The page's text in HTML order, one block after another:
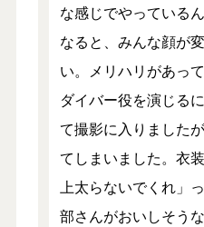
な感じでやっている
なると、みんな顔が
い。メリハリがあっ
ダイバー役を演じる
て撮影に入りました
てしまいました。衣
上太らないでくれ」
部さんがおいしそう